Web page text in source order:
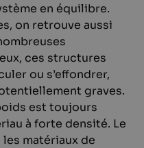
en équilibre.
on retrouve aussi
ces structures
ou s’effondrer,
graves.
est toujours
à forte densité. Le
matériaux de